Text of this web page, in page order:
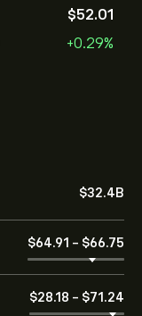
‎$‎52.01
+0.29%
‎$‎32.4B
‎$‎64.91 - ‎$‎66.75
‎$‎28.18 - ‎$‎71.24